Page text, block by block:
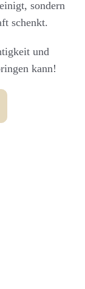
sondern
schenkt.
und
kann!